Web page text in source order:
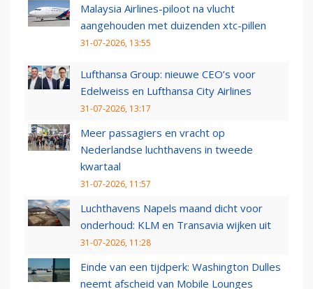
Malaysia Airlines-piloot na vlucht
aangehouden met duizenden xtc-pillen
31-07-2026, 13:55
Lufthansa Group: nieuwe CEO’s voor
Edelweiss en Lufthansa City Airlines
31-07-2026, 13:17
Meer passagiers en vracht op
Nederlandse luchthavens in tweede
kwartaal
31-07-2026, 11:57
Luchthavens Napels maand dicht voor
onderhoud: KLM en Transavia wijken uit
31-07-2026, 11:28
Einde van een tijdperk: Washington Dulles
neemt afscheid van Mobile Lounges